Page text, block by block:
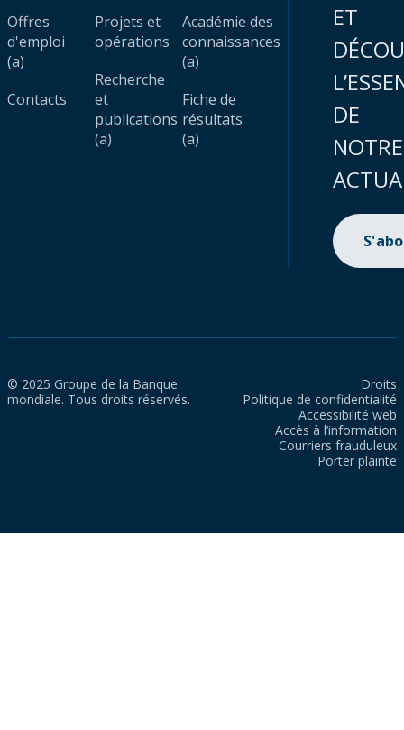
Offres
d'emploi
(a)
Contacts
Projets et
opérations
Recherche
et
publications
(a)
Académie des
connaissances
(a)
Fiche de
résultats
(a)
ET
DE
NOTRE
© 2025 Groupe de la Banque
mondiale. Tous droits réservés.
Droits
Politique de confidentialité
Accessibilité web
Accès à l’information
Courriers frauduleux
Porter plainte